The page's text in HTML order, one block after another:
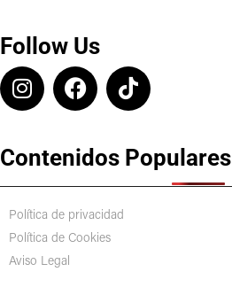
Follow Us
Contenidos Populares
Política de privacidad
Política de Cookies
Aviso Legal